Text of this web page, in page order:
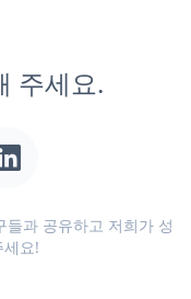
주세요.
들과 공유하고 저희가 성
요!